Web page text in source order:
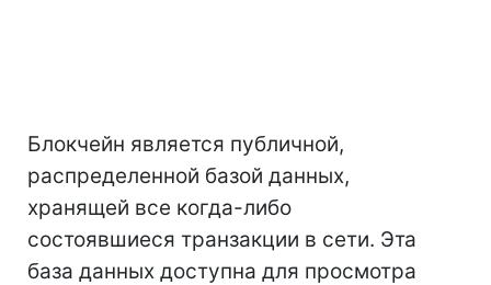
Блокчейн является публичной,
распределенной базой данных,
хранящей все когда-либо
состоявшиеся транзакции в сети. Эта
база данных доступна для просмотра